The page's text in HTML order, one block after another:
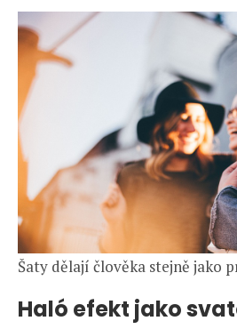
Šaty dělají člověka stejně jako
Haló efekt jako